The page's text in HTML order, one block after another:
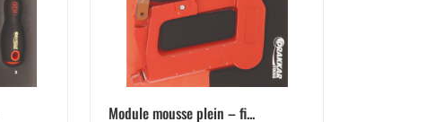
Module mousse plein – fi...